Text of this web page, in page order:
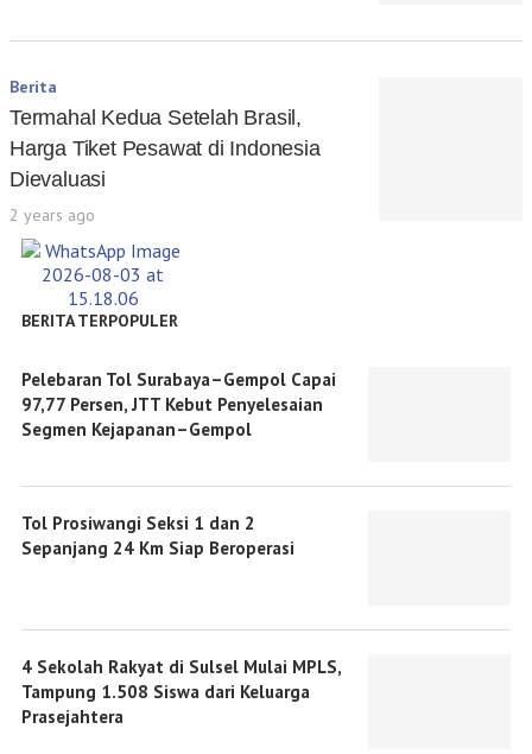
Berita
Termahal Kedua Setelah Brasil,
Harga Tiket Pesawat di Indonesia
Dievaluasi
2 years ago
BERITA TERPOPULER
Pelebaran Tol Surabaya–Gempol Capai
97,77 Persen, JTT Kebut Penyelesaian
Segmen Kejapanan–Gempol
Tol Prosiwangi Seksi 1 dan 2
Sepanjang 24 Km Siap Beroperasi
4 Sekolah Rakyat di Sulsel Mulai MPLS,
Tampung 1.508 Siswa dari Keluarga
Prasejahtera